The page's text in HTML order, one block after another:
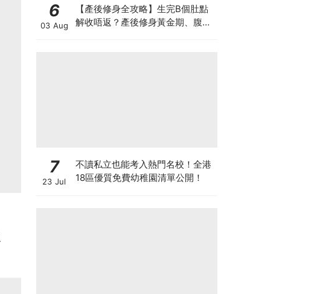
6
03 Aug
【產後修身全攻略】生完B個肚點
解收唔返？產後修身黃金期、腹直
7
23 Jul
不讀私立也能考入熱門名校！全港
18區優質免費幼稚園清單公開！